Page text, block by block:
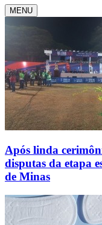
MENU
Após linda
disputas da etapa
de Minas